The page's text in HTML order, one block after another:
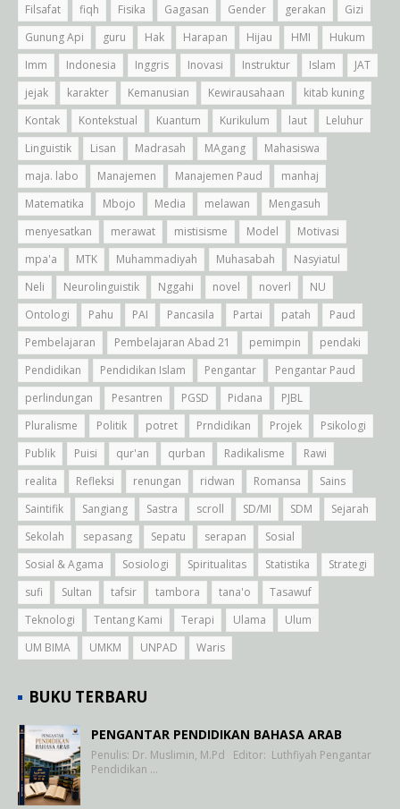
Filsafat
fiqh Fisika Gagasan Gender gerakan
Gizi
Gunung Api
guru Hak Harapan Hijau HMI
Hukum
Imm
Indonesia Inggris Inovasi Instruktur Islam
JAT
jejak
karakter Kemanusian Kewirausahaan
kitab kuning
Kontak
Kontekstual Kuantum Kurikulum laut
Leluhur
Linguistik
Lisan Madrasah MAgang
Mahasiswa
maja. labo
Manajemen Manajemen Paud
manhaj
Matematika
Mbojo Media melawan
Mengasuh
menyesatkan
merawat mistisisme Model
Motivasi
mpa'a
MTK Muhammadiyah Muhasabah
Nasyiatul
Neli
Neurolinguistik Nggahi novel noverl
NU
Ontologi
Pahu PAI Pancasila Partai patah
Paud
Pembelajaran
Pembelajaran Abad 21 pemimpin
pendaki
Pendidikan
Pendidikan Islam Pengantar
Pengantar Paud
perlindungan
Pesantren PGSD Pidana
PJBL
Pluralisme
Politik potret Prndidikan Projek
Psikologi
Publik
Puisi qur'an qurban Radikalisme
Rawi
realita
Refleksi renungan ridwan Romansa
Sains
Saintifik
Sangiang Sastra scroll SD/MI SDM
Sejarah
Sekolah
sepasang Sepatu serapan
Sosial
Sosial & Agama
Sosiologi Spiritualitas Statistika
Strategi
sufi
Sultan tafsir tambora tana'o
Tasawuf
Teknologi
Tentang Kami Terapi Ulama
Ulum
UM BIMA
UMKM UNPAD Waris
BUKU TERBARU
PENGANTAR PENDIDIKAN BAHASA ARAB
Penulis: Dr. Muslimin, M.Pd Editor: Luthfiyah Pengantar
Pendidikan …